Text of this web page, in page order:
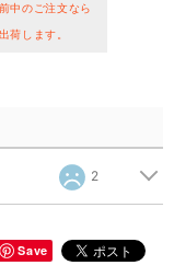
中のご注文なら
荷します。
2
Save